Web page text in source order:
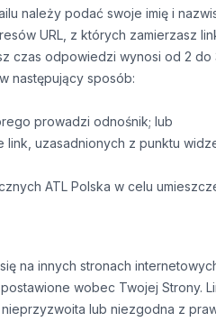
należy podać swoje imię i
URL, z których zamierzasz
czas odpowiedzi wynosi od 2 do
następujący sposób:
prowadzi odnośnik; lub
uzasadnionych z punktu
ATL Polska w celu
na innych stronach
wobec Twojej Strony.
lub niezgodna z